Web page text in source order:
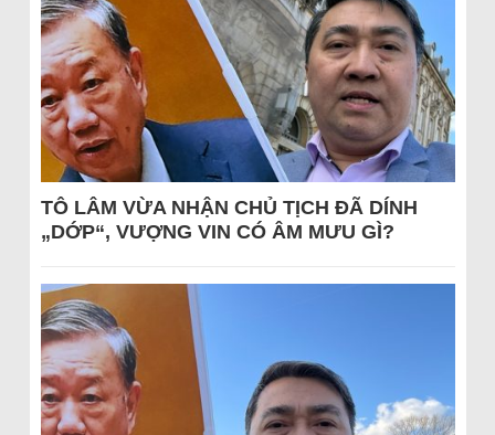
TÔ LÂM VỪA NHẬN CHỦ TỊCH ĐÃ DÍNH
„DỚP“, VƯỢNG VIN CÓ ÂM MƯU GÌ?